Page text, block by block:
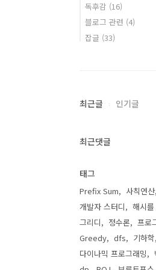
독후감 (16)
블로그 관련 (4)
잡글 (33)
최근글 인기글
최근댓글
태그
Prefix Sum 사칙연산
개발자 스터디
해시
그리디
정수론
프로
Greedy
dfs
기하학
다이나믹 프로그래밍